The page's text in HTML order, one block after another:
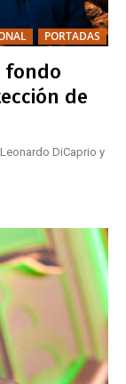
PORTADAS
fondo
de
DiCaprio y